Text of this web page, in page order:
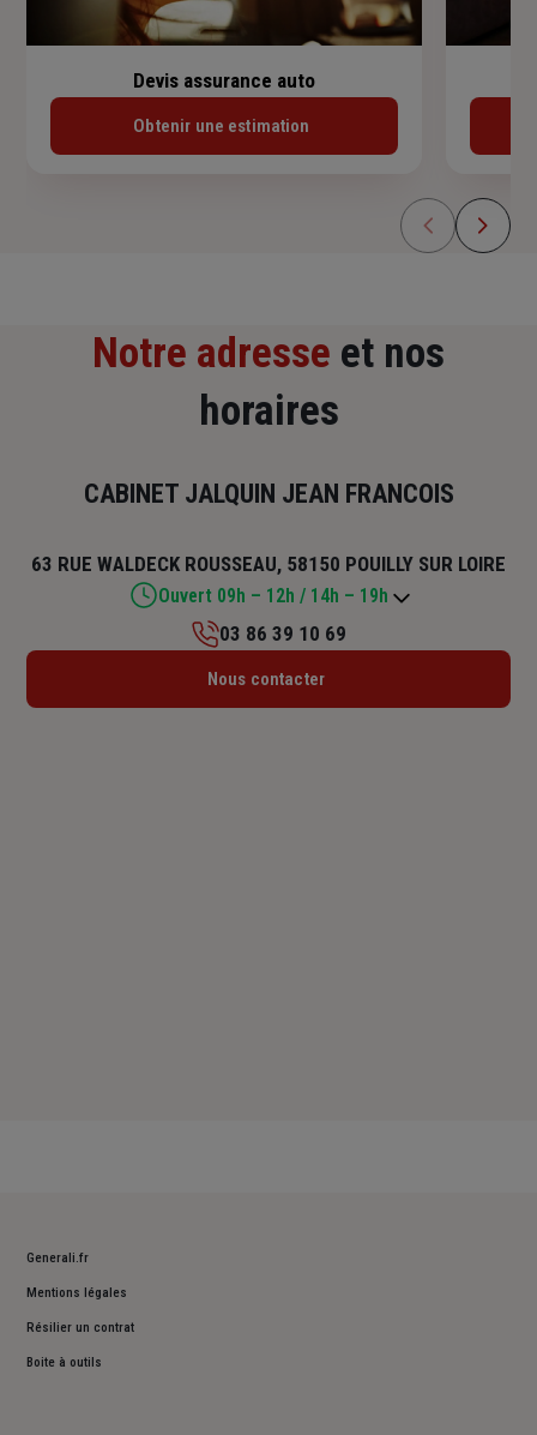
Devis assurance auto
Obtenir une estimation
Notre adresse et nos
horaires
CABINET JALQUIN JEAN FRANCOIS
63 RUE WALDECK ROUSSEAU, 58150 POUILLY SUR LOIRE
Ouvert 09h – 12h / 14h – 19h
Lundi : Fermé
03 86 39 10 69
Nous contacter
Generali.fr
Mentions légales
Résilier un contrat
Boite à outils